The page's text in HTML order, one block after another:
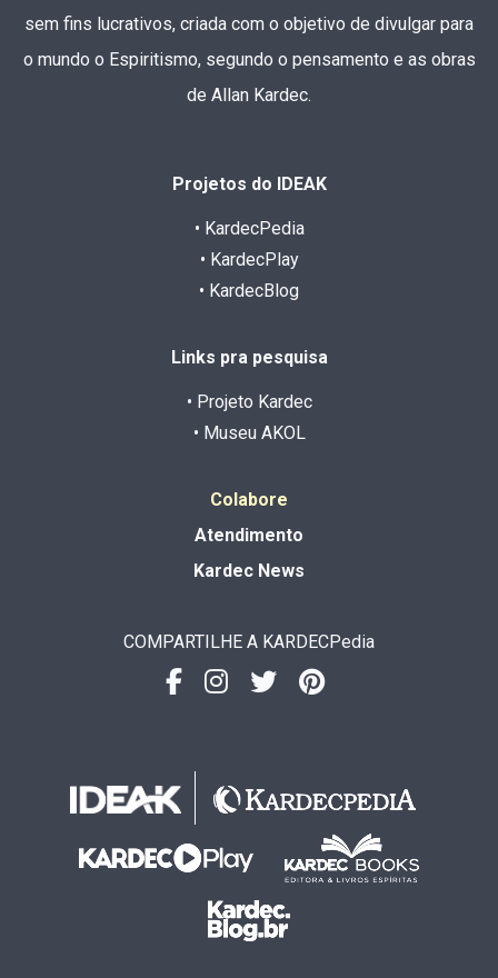
sem fins lucrativos, criada com o objetivo de divulgar para
o mundo o Espiritismo, segundo o pensamento e as obras
de Allan Kardec.
Projetos do IDEAK
• KardecPedia
• KardecPlay
• KardecBlog
Links pra pesquisa
• Projeto Kardec
• Museu AKOL
Colabore
Atendimento
Kardec News
COMPARTILHE A KARDECPedia